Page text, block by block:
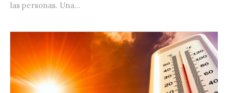
las personas. Una...